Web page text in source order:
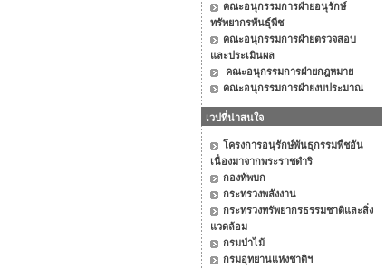
คณะอนุกรรมการฝ่ายอนุรักษ์
ทรัพยากรพันธุ์พืช
คณะอนุกรรมการฝ่ายตรวจสอบ
และประเมินผล
คณะอนุกรรมการฝ่ายกฎหมาย
คณะอนุกรรมการฝ่ายงบประมาณ
เวปที่น่าสนใจ
โครงการอนุรักษ์พันธุกรรมพืชอัน
เนื่องมาจากพระราชดำริ
กองทัพบก
กระทรวงพลังงาน
กระทรวงทรัพยากรธรรมชาติและสิ่ง
แวดล้อม
กรมป่าไม้
กรมอุทยานแห่งชาติฯ